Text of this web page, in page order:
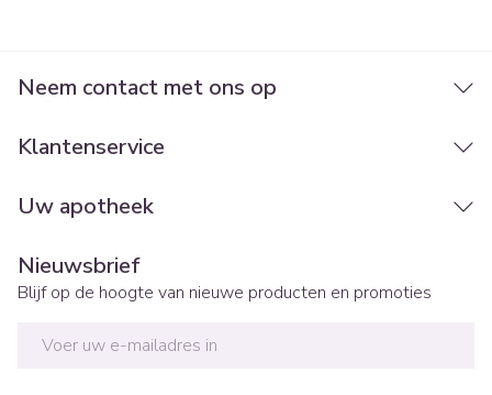
Neem contact met ons op
Klantenservice
Uw apotheek
Nieuwsbrief
Blijf op de hoogte van nieuwe producten en promoties